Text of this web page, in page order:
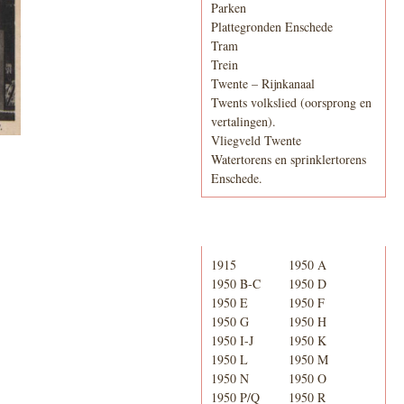
Parken
Plattegronden Enschede
Tram
Trein
Twente – Rijnkanaal
Twents volkslied (oorsprong en
vertalingen).
Vliegveld Twente
Watertorens en sprinklertorens
Enschede.
1915
1950 A
1950 B-C
1950 D
1950 E
1950 F
1950 G
1950 H
1950 I-J
1950 K
1950 L
1950 M
1950 N
1950 O
1950 P/Q
1950 R